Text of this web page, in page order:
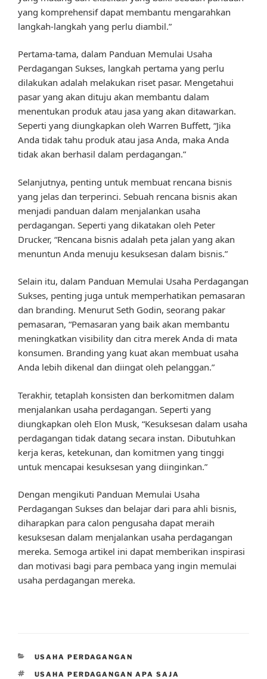
yang komprehensif dapat membantu mengarahkan
langkah-langkah yang perlu diambil.”
Pertama-tama, dalam Panduan Memulai Usaha
Perdagangan Sukses, langkah pertama yang perlu
dilakukan adalah melakukan riset pasar. Mengetahui
pasar yang akan dituju akan membantu dalam
menentukan produk atau jasa yang akan ditawarkan.
Seperti yang diungkapkan oleh Warren Buffett, “Jika
Anda tidak tahu produk atau jasa Anda, maka Anda
tidak akan berhasil dalam perdagangan.”
Selanjutnya, penting untuk membuat rencana bisnis
yang jelas dan terperinci. Sebuah rencana bisnis akan
menjadi panduan dalam menjalankan usaha
perdagangan. Seperti yang dikatakan oleh Peter
Drucker, “Rencana bisnis adalah peta jalan yang akan
menuntun Anda menuju kesuksesan dalam bisnis.”
Selain itu, dalam Panduan Memulai Usaha Perdagangan
Sukses, penting juga untuk memperhatikan pemasaran
dan branding. Menurut Seth Godin, seorang pakar
pemasaran, “Pemasaran yang baik akan membantu
meningkatkan visibility dan citra merek Anda di mata
konsumen. Branding yang kuat akan membuat usaha
Anda lebih dikenal dan diingat oleh pelanggan.”
Terakhir, tetaplah konsisten dan berkomitmen dalam
menjalankan usaha perdagangan. Seperti yang
diungkapkan oleh Elon Musk, “Kesuksesan dalam usaha
perdagangan tidak datang secara instan. Dibutuhkan
kerja keras, ketekunan, dan komitmen yang tinggi
untuk mencapai kesuksesan yang diinginkan.”
Dengan mengikuti Panduan Memulai Usaha
Perdagangan Sukses dan belajar dari para ahli bisnis,
diharapkan para calon pengusaha dapat meraih
kesuksesan dalam menjalankan usaha perdagangan
mereka. Semoga artikel ini dapat memberikan inspirasi
dan motivasi bagi para pembaca yang ingin memulai
usaha perdagangan mereka.
CATEGORIES
USAHA PERDAGANGAN
TAGS
USAHA PERDAGANGAN APA SAJA